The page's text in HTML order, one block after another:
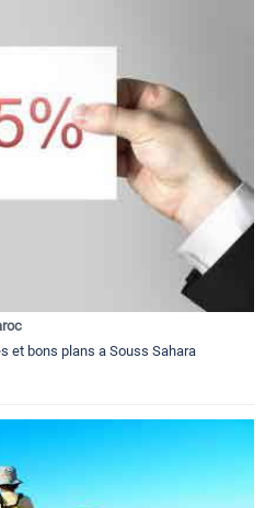
et bons plans a Souss Sahara